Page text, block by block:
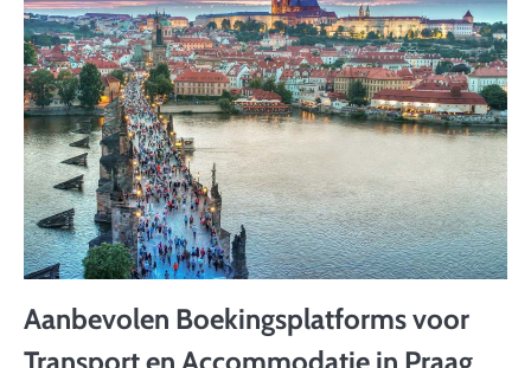
Aanbevolen Boekingsplatforms voor